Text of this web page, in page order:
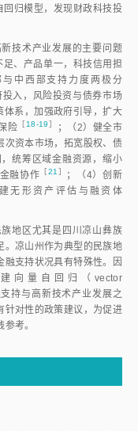
回归模型，发现财政科技投
技术产业发展的主要问题
、产品单一，科技信用担
中西部支持力度两极分
入，风险投资与债券市场
系，加强政府引导，扩大
险 ［ 18-19］
；（2）健全市
次资本市场，拓宽股权、债
统筹区域金融资源，缩小
融协作 ［21 ］
；（4）创新
无形资产评估与融资体
地区尤其是四川凉山彝族
。凉山州作为典型的民族地
融支持状况具有特殊性。因
向量自回归（vector
持与高新技术产业发展之
针对性的政策建议，为促进
考。